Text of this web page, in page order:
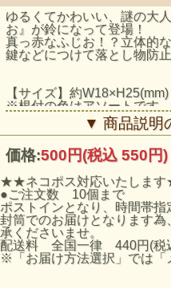
ゆるくてかわいい、謎の大
お』が鈴になって登場！
真っ赤なふじお！？立体的
鍵などにつけて落とし物防
【サイズ】約W18×H25(mm)
※根付の色はアソートです
▼ 商品説明
価格:500円(税込 550円)
★★ネコポス対応いたしま
●ご注文数 10個まで
ポストインとなり、時間帯指
封筒でのお届けとなります
承くださいませ。
配送料 全国一律 440円(税
※「お届け方法選択」では「